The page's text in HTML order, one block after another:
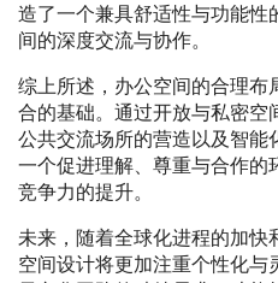
造了一个兼具舒适性与功能性
间的深度交流与协作。
综上所述，办公空间的合理布
合的基础。通过开放与私密空
公共交流场所的营造以及智能
一个促进理解、尊重与合作的
竞争力的提升。
未来，随着全球化进程的加快
空间设计将更加注重个性化与